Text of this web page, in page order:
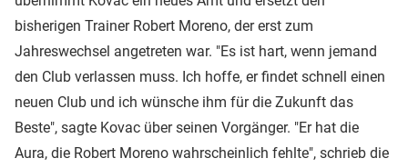
bisherigen Trainer Robert Moreno, der erst zum
Jahreswechsel angetreten war. "Es ist hart, wenn jemand
den Club verlassen muss. Ich hoffe, er findet schnell einen
neuen Club und ich wünsche ihm für die Zukunft das
Beste", sagte Kovac über seinen Vorgänger. "Er hat die
Aura, die Robert Moreno wahrscheinlich fehlte", schrieb die